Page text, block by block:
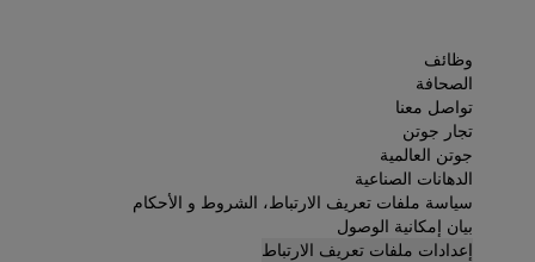
وظائف
الصحافة
تواصل معنا
تجار جوتن
جوتن العالمية
الدهانات الصناعية
سياسة ملفات تعريف الارتباط، الشروط و الأحكام
بيان إمكانية الوصول
إعدادات ملفات تعريف الارتباط